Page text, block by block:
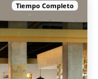
Tiempo Completo